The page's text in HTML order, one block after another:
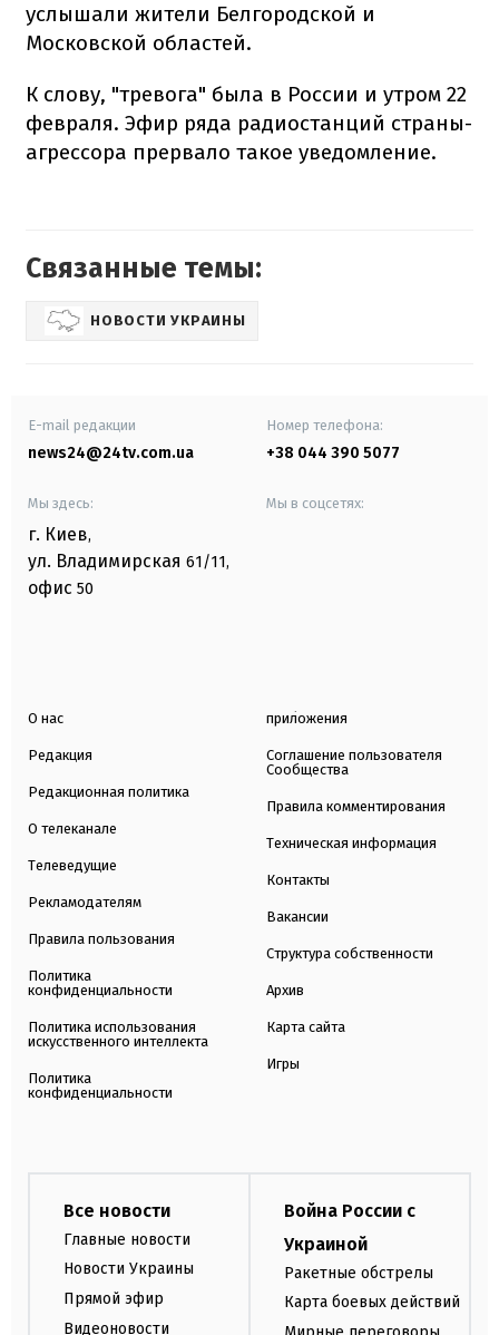
услышали жители Белгородской и
Московской областей.
К слову, "тревога" была в России и утром 22
февраля. Эфир ряда радиостанций страны-
агрессора прервало такое уведомление.
Связанные темы:
НОВОСТИ УКРАИНЫ
E-mail редакции
news24@24tv.com.ua
Номер телефона:
+38 044 390 5077
Мы здесь:
г. Киев,
ул. Владимирская 61/11,
офис 50
Мы в соцсетях:
О нас
Редакция
Редакционная политика
О телеканале
Телеведущие
Рекламодателям
Правила пользования
Политика
конфиденциальности
Политика использования
искусственного интеллекта
Политика
конфиденциальности
приложения
Соглашение пользователя
Сообщества
Правила комментирования
Техническая информация
Контакты
Вакансии
Структура собственности
Архив
Карта сайта
Игры
Все новости
Главные новости
Новости Украины
Прямой эфир
Видеоновости
Война России с
Украиной
Ракетные обстрелы
Карта боевых действий